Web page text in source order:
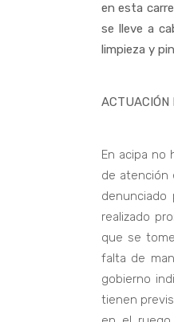
en esta
se lleve a
limpieza y
ACTUACIÓN
En acipa no
de atención
realizado
que se
falta de
gobierno
tienen